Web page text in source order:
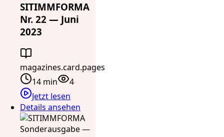
SITIMMFORMA
Nr. 22 — Juni
2023
magazines.card.pages
14 min
4
Jetzt lesen
Details ansehen